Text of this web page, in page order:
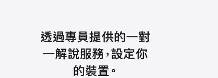
透過專員提供的一對
一解說服務，設定你
的裝置。